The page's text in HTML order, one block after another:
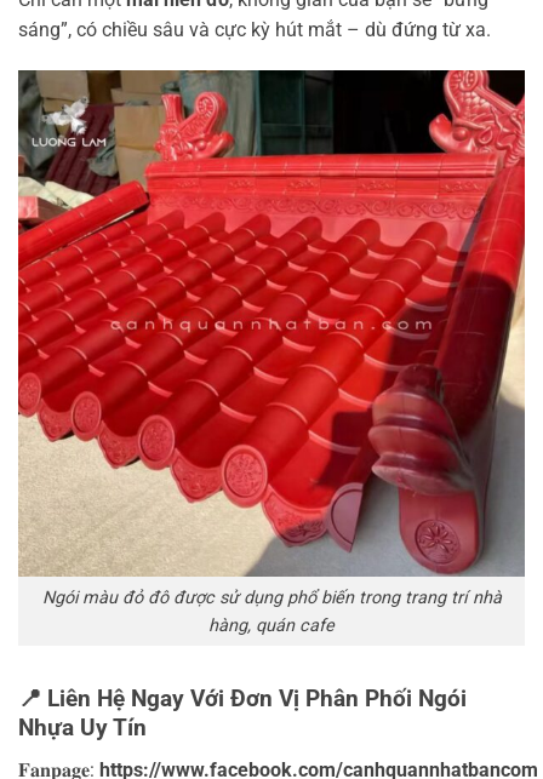
sáng”, có chiều sâu và cực kỳ hút mắt – dù đứng từ xa.
Ngói màu đỏ đô được sử dụng phổ biến trong trang trí nhà
hàng, quán cafe
📍 Liên Hệ Ngay Với Đơn Vị Phân Phối Ngói
Nhựa Uy Tín
𝐅𝐚𝐧𝐩𝐚𝐠𝐞: https://www.facebook.com/canhquannhatbancom